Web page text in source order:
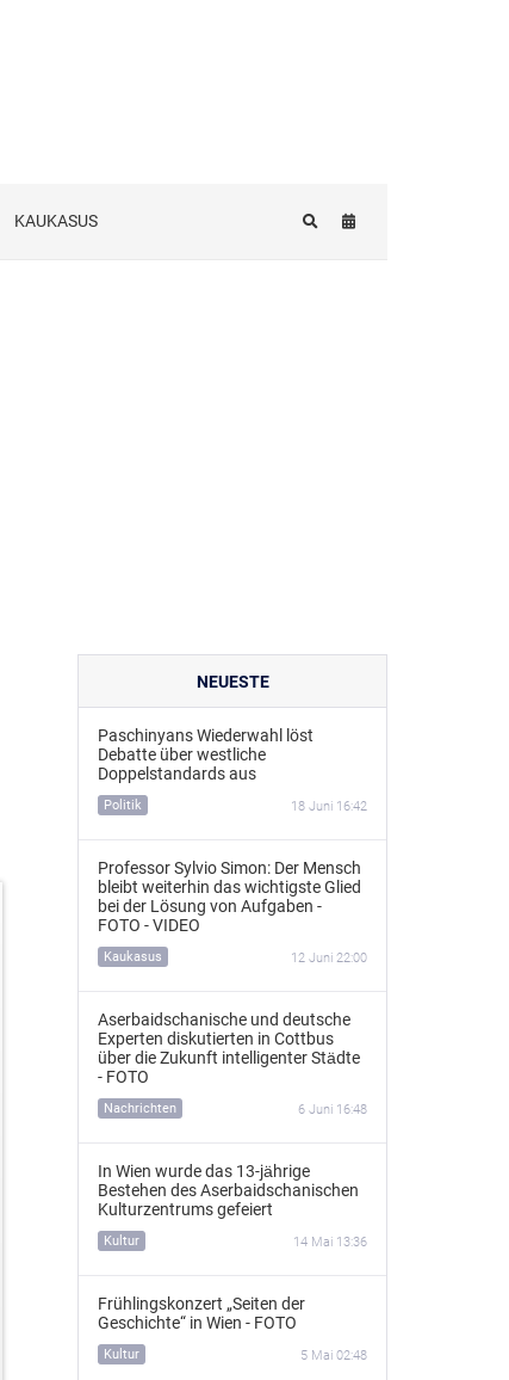
KAUKASUS
NEUESTE
Paschinyans Wiederwahl löst
Debatte über westliche
Doppelstandards aus
Politik 18 Juni 16:42
Professor Sylvio Simon: Der Mensch
bleibt weiterhin das wichtigste Glied
bei der Lösung von Aufgaben -
FOTO - VIDEO
Kaukasus 12 Juni 22:00
Aserbaidschanische und deutsche
Experten diskutierten in Cottbus
über die Zukunft intelligenter Städte
- FOTO
Nachrichten 6 Juni 16:48
In Wien wurde das 13‑jährige
Bestehen des Aserbaidschanischen
Kulturzentrums gefeiert
Kultur 14 Mai 13:36
Frühlingskonzert „Seiten der
Geschichte“ in Wien - FOTO
Kultur 5 Mai 02:48